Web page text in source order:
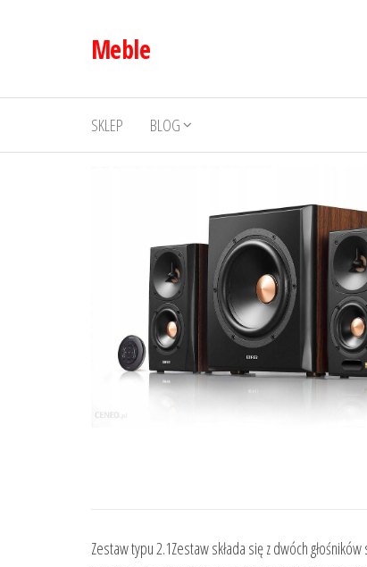
Meble
SKLEP BLOG
Zestaw typu 2.1Zestaw składa się z dwóch